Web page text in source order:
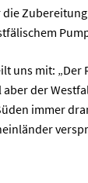
uns mit: „Der
der
immer